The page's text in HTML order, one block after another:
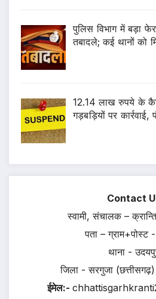
पुलिस विभाग में बड़ा
तबादले; कई थानों को
12.14 लाख रुपये के
गड़बड़ियों पर
Contact
स्वामी, संचालक –
पता – ग्राम+पोस्ट
थाना -
जिला - सरगुजा
ईमेल:-